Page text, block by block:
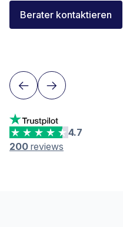
Berater kontaktieren
Florent Buser
Area Sales Director Romandie
4.7
200 reviews